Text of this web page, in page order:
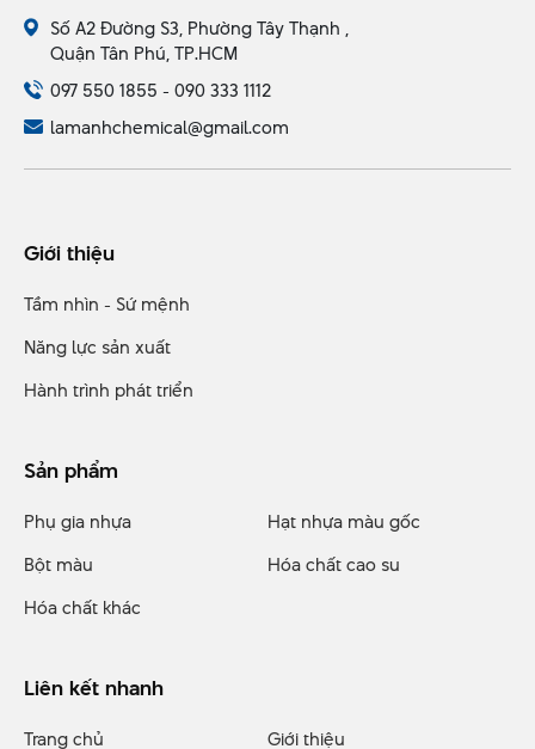
Số A2 Đường S3, Phường Tây Thạnh ,
Quận Tân Phú, TP.HCM
097 550 1855 - 090 333 1112
lamanhchemical@gmail.com
Giới thiệu
Tầm nhìn - Sứ mệnh
Năng lực sản xuất
Hành trình phát triển
Sản phẩm
Phụ gia nhựa
Hạt nhựa màu gốc
Bột màu
Hóa chất cao su
Hóa chất khác
Liên kết nhanh
Trang chủ
Giới thiệu